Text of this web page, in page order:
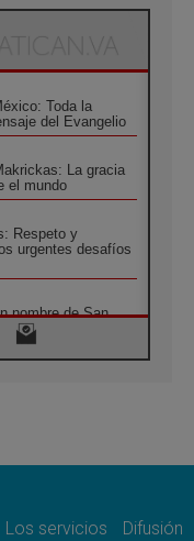
Toda la
del Evangelio
La gracia
el mundo
Respeto y
urgentes desafíos
nombre de San
León
Los servicios Difusión